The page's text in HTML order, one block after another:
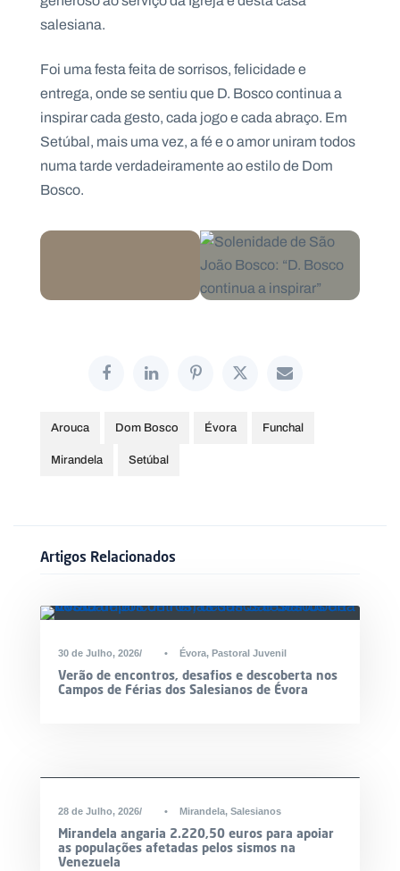
salesiana.
Foi uma festa feita de sorrisos, felicidade e
entrega, onde se sentiu que D. Bosco continua a
inspirar cada gesto, cada jogo e cada abraço. Em
Setúbal, mais uma vez, a fé e o amor uniram todos
numa tarde verdadeiramente ao estilo de Dom
Bosco.
Arouca Dom Bosco Évora
Funchal
Mirandela
Setúbal
Artigos Relacionados
30 de Julho, 2026 • Évora, Pastoral Juvenil
Verão de encontros, desafios e descoberta nos
Campos de Férias dos Salesianos de Évora
DESTAQUE
28 de Julho, 2026 • Mirandela, Salesianos
Mirandela angaria 2.220,50 euros para apoiar
as populações afetadas pelos sismos na
Venezuela